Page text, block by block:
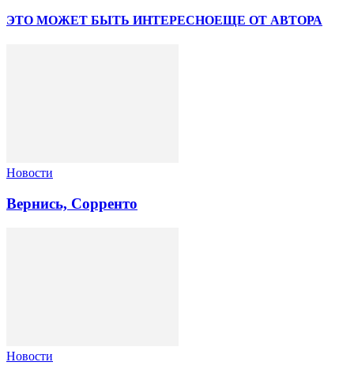
ЭТО МОЖЕТ БЫТЬ ИНТЕРЕСНОЕЩЕ ОТ АВТОРА
Новости
Вернись, Сорренто
Новости